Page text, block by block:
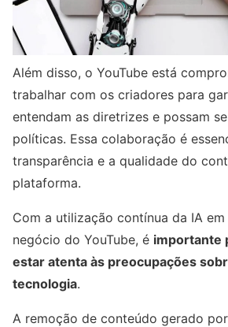
Além disso, o YouTube está
trabalhar com os criadores para
entendam as diretrizes e possam
políticas. Essa colaboração é
transparência e a qualidade do
plataforma.
Com a utilização contínua da IA
negócio do YouTube, é importante
estar atenta às preocupações
tecnologia.
A remoção de conteúdo gerado